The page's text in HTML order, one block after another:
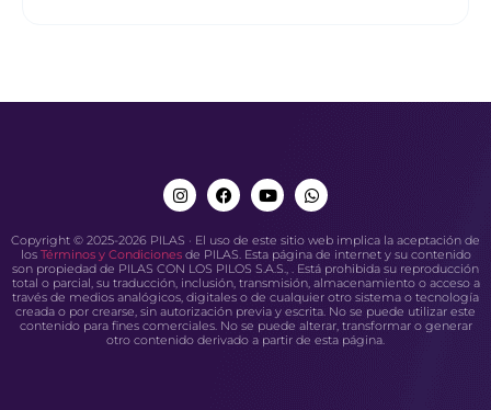
Copyright © 2025-2026 PILAS · El uso de este sitio web implica la aceptación de
los Términos y Condicionesde PILAS. Esta página de internet y su contenido
son propiedad de PILAS CON LOS PILOS S.A.S., . Está prohibida su reproducción
total o parcial, su traducción, inclusión, transmisión, almacenamiento o acceso a
través de medios analógicos, digitales o de cualquier otro sistema o tecnología
creada o por crearse, sin autorización previa y escrita. No se puede utilizar este
contenido para fines comerciales. No se puede alterar, transformar o generar
otro contenido derivado a partir de esta página.